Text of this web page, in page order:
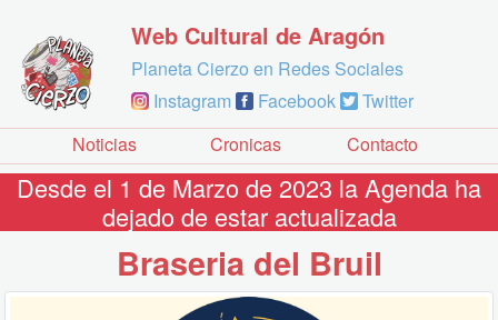
Web Cultural de Aragón
Planeta Cierzo en Redes Sociales
Instagram
Facebook
Twitter
Noticias
Cronicas Contacto
Desde el 1 de Marzo de 2023 la Agenda ha
dejado de estar actualizada
Braseria del Bruil